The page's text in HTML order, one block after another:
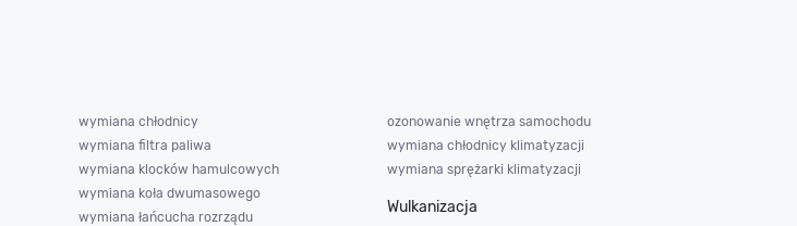
wymiana chłodnicy
wymiana filtra paliwa
wymiana klocków hamulcowych
wymiana koła dwumasowego
wymiana łańcucha rozrządu
ozonowanie wnętrza samochodu
wymiana chłodnicy klimatyzacji
wymiana sprężarki klimatyzacji
Wulkanizacja